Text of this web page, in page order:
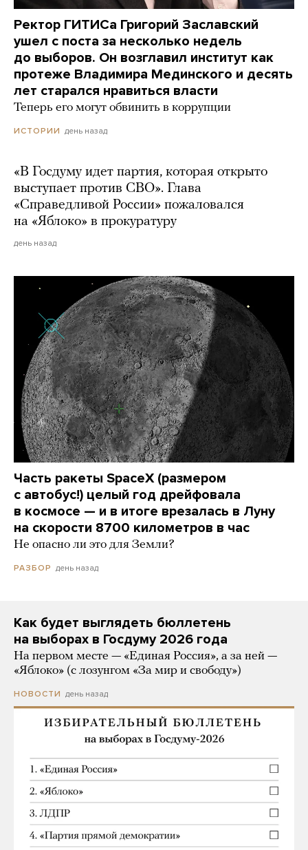
Ректор ГИТИСа Григорий Заславский
ушел с поста за несколько недель
до выборов. Он возглавил институт как
протеже Владимира Мединского и десять
лет старался нравиться власти
Теперь его могут обвинить в коррупции
ИСТОРИИ день назад
«В Госдуму идет партия, которая открыто
выступает против СВО». Глава
«Справедливой России» пожаловался
на «Яблоко» в прокуратуру
день назад
Часть ракеты SpaceX (размером
с автобус!) целый год дрейфовала
в космосе — и в итоге врезалась в Луну
на скорости 8700 километров в час
Не опасно ли это для Земли?
РАЗБОР день назад
Как будет выглядеть бюллетень
на выборах в Госдуму 2026 года
На первом месте — «Единая Россия», а за ней —
«Яблоко» (с лозунгом «За мир и свободу»)
НОВОСТИ день назад